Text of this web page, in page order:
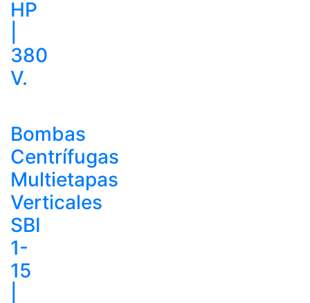
HP
380
V.
Bombas
Centrífugas
Multietapas
Verticales
SBI
1-
15